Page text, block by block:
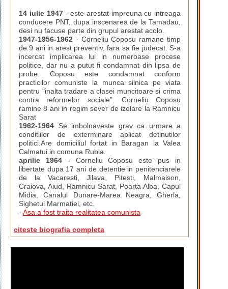
14 iulie 1947- este arestat impreuna cu intreaga
conducere PNT, dupa inscenarea de la Tamadau,
desi nu facuse parte din grupul arestat acolo.
1947-1956-1962 - Corneliu Coposu ramane timp
de 9 ani in arest preventiv, fara sa fie judecat. S-a
incercat implicarea lui in numeroase procese
politice, dar nu a putut fi condamnat din lipsa de
probe. Coposu este condamnat conform
practicilor comuniste la munca silnica pe viata
pentru "inalta tradare a clasei muncitoare si crima
contra reformelor sociale". Corneliu Coposu
ramine 8 ani in regim sever de izolare la Ramnicu
Sarat
1962-1964 Se imbolnaveste grav ca urmare a
conditiilor de exterminare aplicat detinutilor
politici.Are domiciliul fortat in Baragan la Valea
Calmatui in comuna Rubla.
aprilie 1964- Corneliu Coposu este pus in
libertate dupa 17 ani de detentie in penitenciarele
de la Vacaresti, Jilava, Pitesti, Malmaison,
Craiova, Aiud, Ramnicu Sarat, Poarta Alba, Capul
Midia, Canalul Dunare-Marea Neagra, Gherla,
Sighetul Marmatiei, etc.
- Asa a fost traita realitatea comunista
citeste biografia completa